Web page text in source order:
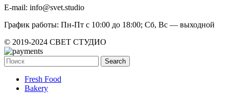
E-mail: info@svet.studio
График работы: Пн-Пт с 10:00 до 18:00; Сб, Вс — выходной
© 2019-2024 СВЕТ СТУДИО
Search
Fresh Food
Bakery